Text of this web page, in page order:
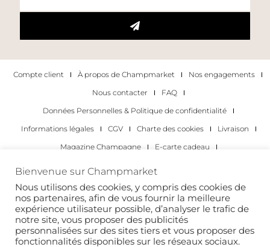
Compte client À propos de Champmarket
Nos engagements
Nous contacter
FAQ
Données Personnelles & Politique de confidentialité
Informations légales
CGV Charte des cookies
Livraison
Magazine Champagne
E-carte cadeau
Les occasions pour déguster du champagne
Pour les particuliers
Pour les entreprises
Copyright 2022 © tous droits réservés. Champmarket.
Bienvenue sur Champmarket
Nous utilisons des cookies, y compris des cookies de
nos partenaires, afin de vous fournir la meilleure
expérience utilisateur possible, d’analyser le trafic de
notre site, vous proposer des publicités
personnalisées sur des sites tiers et vous proposer des
fonctionnalités disponibles sur les réseaux sociaux.